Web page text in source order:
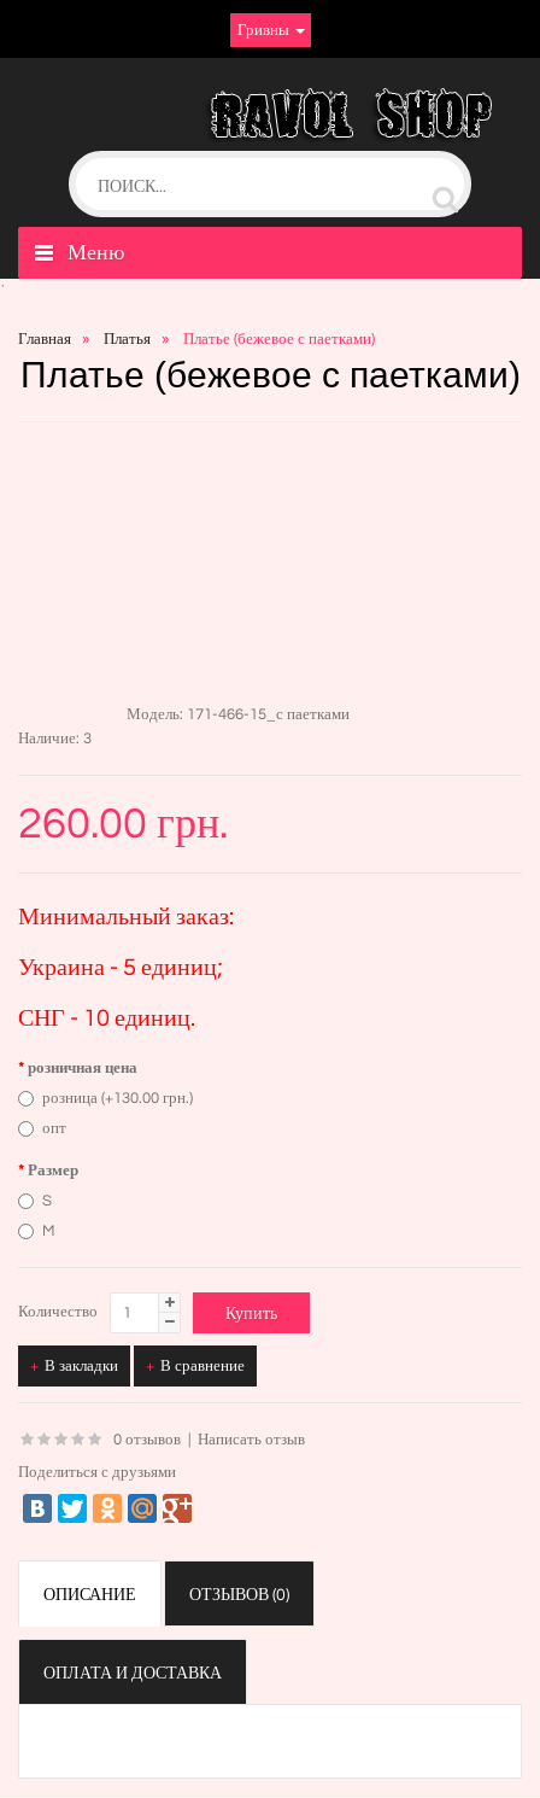
Гривны
Меню
`
Главная Платья Платье (бежевое с паетками)
Платье (бежевое с паетками)
Модель: 171-466-15_с паетками
Наличие: 3
260.00 грн.
Минимальный заказ:
Украина - 5 единиц;
СНГ - 10 единиц.
розничная цена
розница (+130.00 грн.)
опт
Размер
S
M
Количество
В закладки В сравнение
0 отзывов
Написать отзыв
Поделиться с друзьями
ОПИСАНИЕ ОТЗЫВОВ (0)
ОПЛАТА И ДОСТАВКА